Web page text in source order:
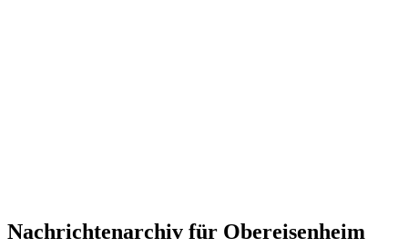
Nachrichtenarchiv für Obereisenheim